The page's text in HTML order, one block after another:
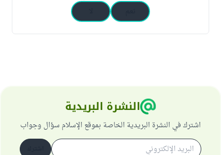
النشرة البريدية
اشترك في النشرة البريدية الخاصة بموقع الإسلام سؤال وجواب